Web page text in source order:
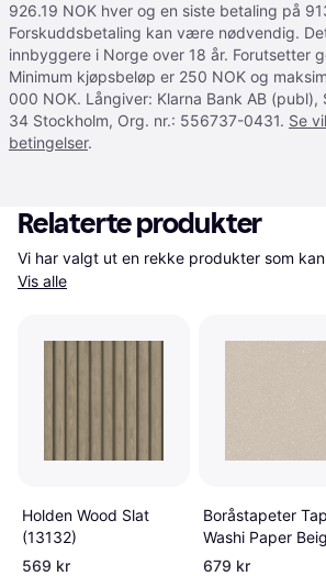
926.19 NOK hver og en siste betaling på
Forskuddsbetaling kan være nødvendig.
innbyggere i Norge over 18 år. Forutsetter
Minimum kjøpsbeløp er 250 NOK og
000 NOK. Långiver: Klarna Bank AB (publ),
34 Stockholm, Org. nr.: 556737-0431. Se
betingelser.
Relaterte produkter
Vis alle
Holden Wood Slat
(13132)
569 kr
Boråstapeter
Washi Paper
3111
679 kr